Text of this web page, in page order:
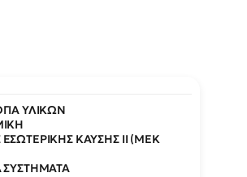
ΥΛΙΚΩΝ
ΚΑΥΣΗΣ II (ΜΕΚ
ΣΥΣΤΗΜΑΤΑ